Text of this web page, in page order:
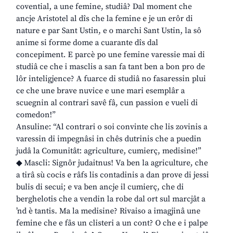
covential, a une femine, studiâ? Dal moment che
ancje Aristotel al dîs che la femine e je un erôr di
nature e par Sant Ustin, e o marchi Sant Ustin, la sô
anime si forme dome a cuarante dîs dal
concepiment. E parcè po une femine varessie mai di
studiâ ce che i masclis a san fa tant ben a bon pro de
lôr inteligjence? A fuarce di studiâ no fasaressin plui
ce che une brave nuvice e une mari esemplâr a
scuegnin al contrari savê fâ, cun passion e vueli di
comedon!”
Ansuline: “Al contrari o soi convinte che lis zovinis a
varessin di impegnâsi in chês dutrinis che a puedin
judâ la Comunitât: agriculture, cumierç, medisine!”
◆ Mascli: Signôr judaitnus! Va ben la agriculture, che
a tirâ sù cocis e râfs lis contadinis a dan prove di jessi
bulis di secui; e va ben ancje il cumierç, che di
berghelotis che a vendin la robe dal ort sul marcjât a
’nd è tantis. Ma la medisine? Rivaiso a imagjinâ une
femine che e fâs un clisteri a un cont? O che e i palpe